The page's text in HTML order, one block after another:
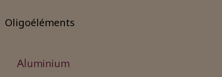
Oligoéléments
Aluminium